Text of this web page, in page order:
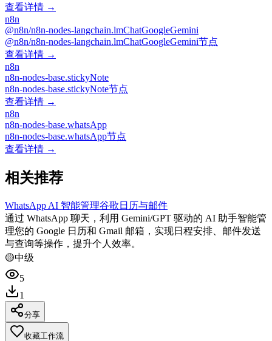
查看详情 →
n8n
@n8n/n8n-nodes-langchain.lmChatGoogleGemini
@n8n/n8n-nodes-langchain.lmChatGoogleGemini节点
查看详情 →
n8n
n8n-nodes-base.stickyNote
n8n-nodes-base.stickyNote节点
查看详情 →
n8n
n8n-nodes-base.whatsApp
n8n-nodes-base.whatsApp节点
查看详情 →
相关推荐
WhatsApp AI 智能管理谷歌日历与邮件
通过 WhatsApp 聊天，利用 Gemini/GPT 驱动的 AI 助手智能管
理您的 Google 日历和 Gmail 邮箱，实现日程安排、邮件发送
与查询等操作，提升个人效率。
🟡中级
5
1
分享
收藏工作流